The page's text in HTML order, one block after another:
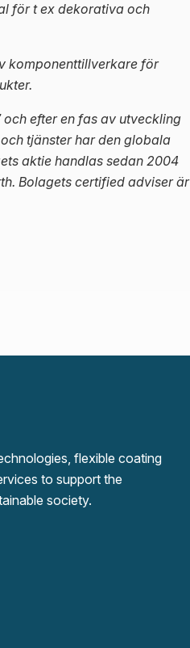
för t ex dekorativa och
komponenttillverkare för
efter en fas av utveckling
tjänster har den globala
aktie handlas sedan 2004
Bolagets certified adviser är
flexible coating
to support the
society.